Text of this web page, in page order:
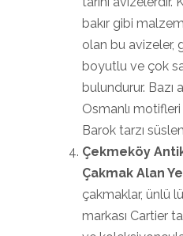
bakır gibi
olan bu avizeler,
boyutlu ve çok
bulundurur. Bazı
Osmanlı
Barok tarzı
Çekmeköy
Çakmak Alan
çakmaklar, ünlü
markası Cartier